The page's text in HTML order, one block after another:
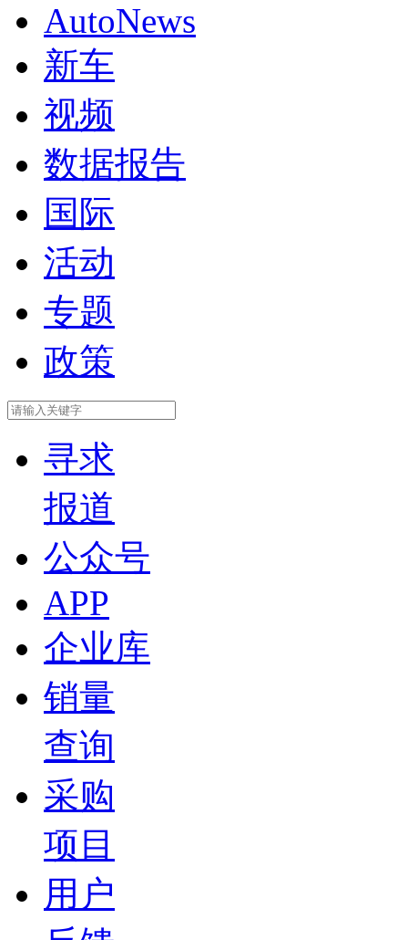
AutoNews
新车
视频
数据报告
国际
活动
专题
政策
寻求
报道
公众号
APP
企业库
销量
查询
采购
项目
用户